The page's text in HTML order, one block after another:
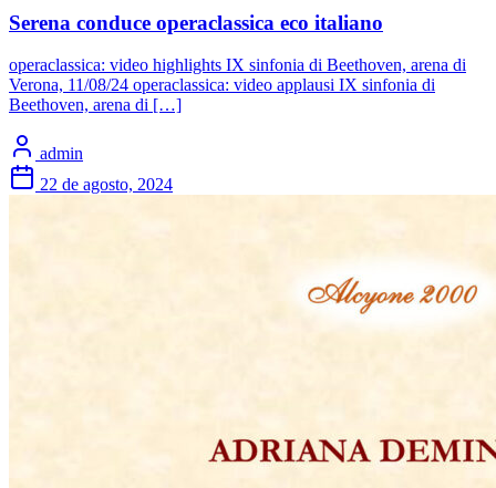
Serena conduce operaclassica eco italiano
operaclassica: video highlights IX sinfonia di Beethoven, arena di
Verona, 11/08/24 operaclassica: video applausi IX sinfonia di
Beethoven, arena di […]
admin
22 de agosto, 2024